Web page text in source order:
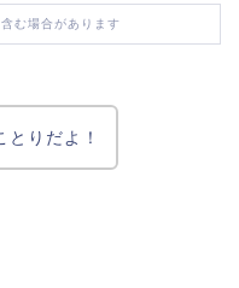
む場合があります
りだよ！